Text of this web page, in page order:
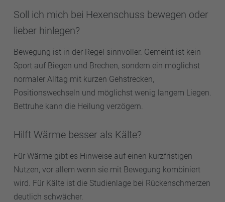
Soll ich mich bei Hexenschuss bewegen oder
lieber hinlegen?
Bewegung ist in der Regel sinnvoller. Gemeint ist kein
Sport auf Biegen und Brechen, sondern ein möglichst
normaler Alltag mit kurzen Gehstrecken,
Positionswechseln und möglichst wenig langem Liegen.
Bettruhe kann die Heilung verzögern.
Hilft Wärme besser als Kälte?
Für Wärme gibt es Hinweise auf einen kurzfristigen
Nutzen, vor allem wenn sie mit Bewegung kombiniert
wird. Für Kälte ist die Studienlage bei Rückenschmerzen
deutlich schwächer.